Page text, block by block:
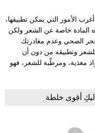
الأمور التي يمكن تطبيقها،
المادة خاصة عن الشعر ولكن
الصحي وعدم مغادرتك
وتطبيقه من دون أن
مغذية، ومرطّبة للشعر، فهو
أقوى خلطة